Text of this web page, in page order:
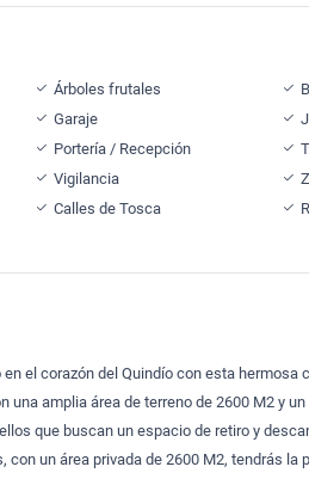
Árboles frutales
Garaje
Portería / Recepción
Vigilancia
Calles de Tosca
el corazón del Quindío con esta hermosa
una amplia área de terreno de 2600 M2 y
que buscan un espacio de retiro y
con un área privada de 2600 M2, tendrás la